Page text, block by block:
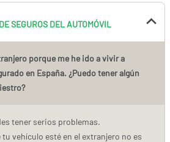
SEGUROS DEL AUTOMÓVIL
porque me he ido a vivir a
en España. ¿Puedo tener algún
tener serios problemas.
vehículo esté en el extranjero no es